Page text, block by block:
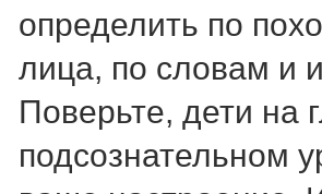
определить по
лица, по словам и
Поверьте, дети на
подсознательном